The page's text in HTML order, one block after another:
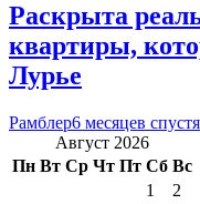
Раскрыта
квартиры,
Лурье
Рамблер6 месяцев спустя
Август 2026
Пн Вт Ср Чт Пт Сб Вс
1
2